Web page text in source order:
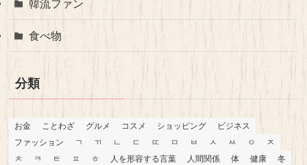
韓流ファン
食べ物
分類
お金 ことわざ グルメ コスメ ショッピング
ビジネス
ファッション
ㄱ ㄲ ㄴ ㄷ ㄸ ㅁ ㅂ ㅅ ㅆ ㅇ
ㅈ
ㅊ
ㅋ ㅌ ㅍ ㅎ 人を形容する言葉 人間関係 体 健康
冬